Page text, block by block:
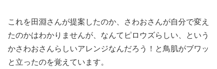
これを田淵さんが提案したのか、さわおさんが自分で変え
たのかはわかりませんが、なんてピロウズらしい、という
かさわおさんらしいアレンジなんだろう！と鳥肌がブワッ
と立ったのを覚えています。